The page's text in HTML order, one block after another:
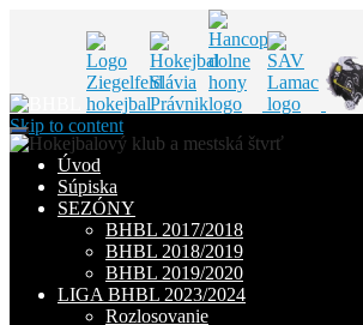
Skip to content
Úvod
Súpiska
SEZÓNY
BHBL 2017/2018
BHBL 2018/2019
BHBL 2019/2020
LIGA BHBL 2023/2024
Rozlosovanie